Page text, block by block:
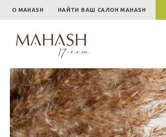
О MAHASH НАЙТИ ВАШ САЛОН MAHASH